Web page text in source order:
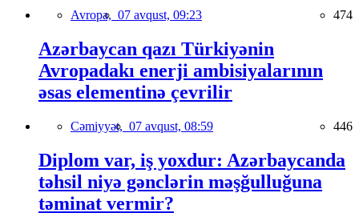
Avropa, 07 avqust, 09:23 474
Azərbaycan qazı Türkiyənin
Avropadakı enerji ambisiyalarının
əsas elementinə çevrilir
Cəmiyyət, 07 avqust, 08:59 446
Diplom var, iş yoxdur: Azərbaycanda
təhsil niyə gənclərin məşğulluğuna
təminat vermir?